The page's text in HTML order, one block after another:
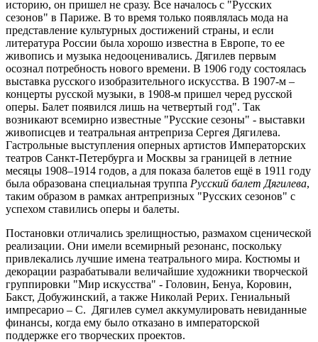
историю, он пришел не сразу. Все началось с "Русских
сезонов" в Париже. В то время только появлялась мода на
представление культурных достижений страны, и если
литература России была хорошо известна в Европе, то ее
живопись и музыка недооценивались. Дягилев первым
осознал потребность нового времени. В 1906 году состоялась
выставка русского изобразительного искусства. В 1907-м –
концерты русской музыки, в 1908-м пришел черед русской
оперы. Балет появился лишь на четвертый год". Так
возникают всемирно известные "Русские сезоны" - выставки
живописцев и театральная антреприза Сергея Дягилева.
Гастрольные выступления оперных артистов Императорских
театров Санкт-Петербурга и Москвы за границей в летние
месяцы 1908–1914 годов, а для показа балетов ещё в 1911 году
была образована специальная труппа Русский балет Дягилева,
таким образом в рамках антрепризных "Русских сезонов" с
успехом ставились оперы и балеты.
Постановки отличались зрелищностью, размахом сценической
реализации. Они имели всемирный резонанс, поскольку
привлекались лучшие имена театрального мира. Костюмы и
декорации разрабатывали величайшие художники творческой
группировки "Мир искусства" - Головин, Бенуа, Коровин,
Бакст, Добужинский, а также Николай Рерих. Гениальный
импресарио – С. Дягилев сумел аккумулировать невиданные
финансы, когда ему было отказано в императорской
поддержке его творческих проектов.